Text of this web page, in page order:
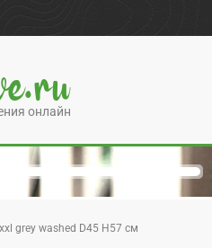
онлайн
grey washed D45 H57 см